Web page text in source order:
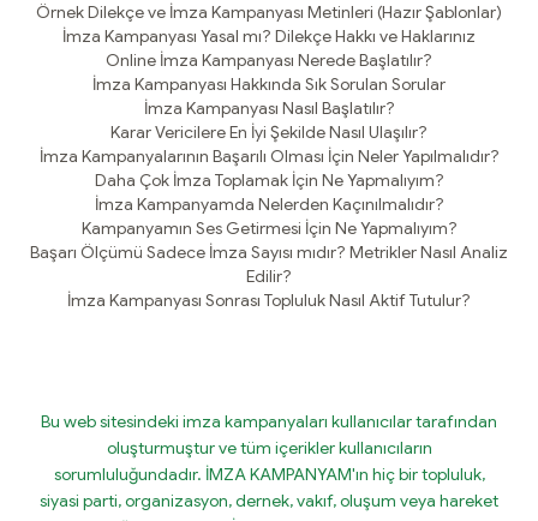
Örnek Dilekçe ve İmza Kampanyası Metinleri (Hazır Şablonlar)
İmza Kampanyası Yasal mı? Dilekçe Hakkı ve Haklarınız
Online İmza Kampanyası Nerede Başlatılır?
İmza Kampanyası Hakkında Sık Sorulan Sorular
İmza Kampanyası Nasıl Başlatılır?
Karar Vericilere En İyi Şekilde Nasıl Ulaşılır?
İmza Kampanyalarının Başarılı Olması İçin Neler Yapılmalıdır?
Daha Çok İmza Toplamak İçin Ne Yapmalıyım?
İmza Kampanyamda Nelerden Kaçınılmalıdır?
Kampanyamın Ses Getirmesi İçin Ne Yapmalıyım?
Başarı Ölçümü Sadece İmza Sayısı mıdır? Metrikler Nasıl Analiz
Edilir?
İmza Kampanyası Sonrası Topluluk Nasıl Aktif Tutulur?
Bu web sitesindeki imza kampanyaları kullanıcılar tarafından
oluşturmuştur ve tüm içerikler kullanıcıların
sorumluluğundadır. İMZA KAMPANYAM'ın hiç bir topluluk,
siyasi parti, organizasyon, dernek, vakıf, oluşum veya hareket